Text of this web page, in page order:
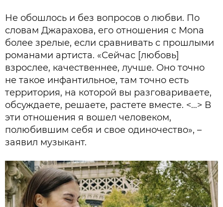
Не обошлось и без вопросов о любви. По
словам Джарахова, его отношения с Mona
более зрелые, если сравнивать с прошлыми
романами артиста. «Сейчас [любовь]
взрослее, качественнее, лучше. Оно точно
не такое инфантильное, там точно есть
территория, на которой вы разговариваете,
обсуждаете, решаете, растете вместе. <…> В
эти отношения я вошел человеком,
полюбившим себя и свое одиночество», –
заявил музыкант.